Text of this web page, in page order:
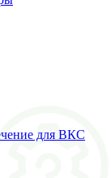
для ВКС